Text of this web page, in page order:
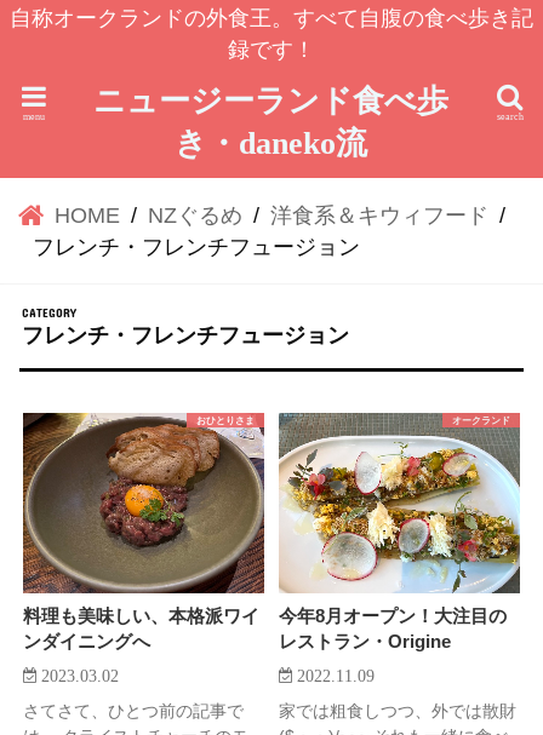
自称オークランドの外食王。すべて自腹の食べ歩き記
録です！
ニュージーランド食べ歩
き・daneko流
search
menu
HOME NZぐるめ
洋食系＆キウィフード
フレンチ・フレンチフュージョン
フレンチ・フレンチフュージョン
おひとりさま
料理も美味しい、本格派ワイ
ンダイニングへ
2023.03.02
さてさて、ひとつ前の記事で
オークランド
今年8月オープン！大注目の
レストラン・Origine
2022.11.09
家では粗食しつつ、外では散財